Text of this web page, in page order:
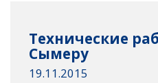
Технические
Сымеру
19.11.2015